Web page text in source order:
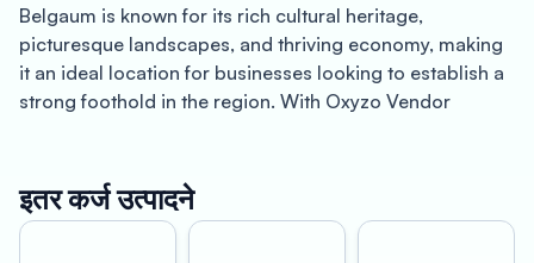
Belgaum is known for its rich cultural heritage,
picturesque landscapes, and thriving economy, making
it an ideal location for businesses looking to establish a
strong foothold in the region. With Oxyzo Vendor
For Buyers – High scalability, Digital, and Hassle-free,
इतर कर्ज उत्पादने